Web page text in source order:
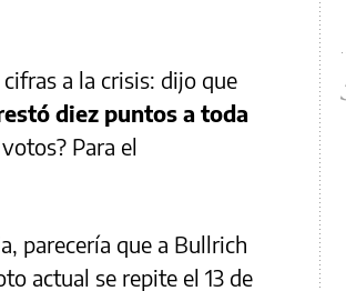
a la crisis: dijo que
diez puntos a toda
Para el
parecería que a Bullrich
actual se repite el 13 de